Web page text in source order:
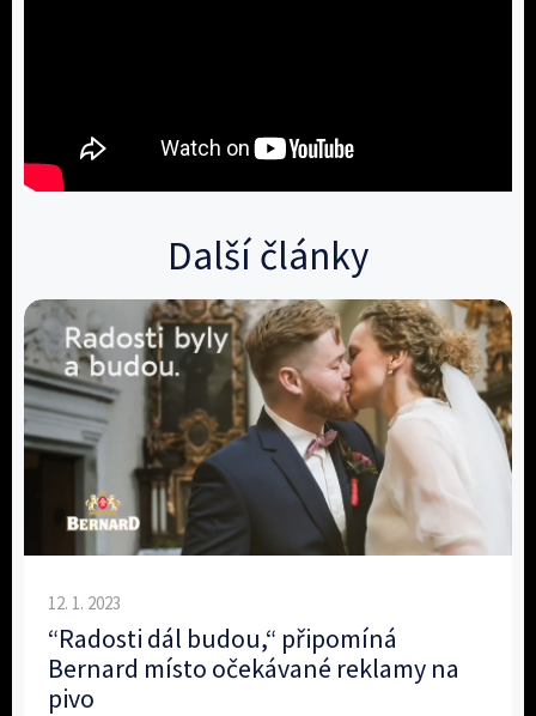
Další články
12. 1. 2023
“Radosti dál budou,“ připomíná
Bernard místo očekávané reklamy na
pivo